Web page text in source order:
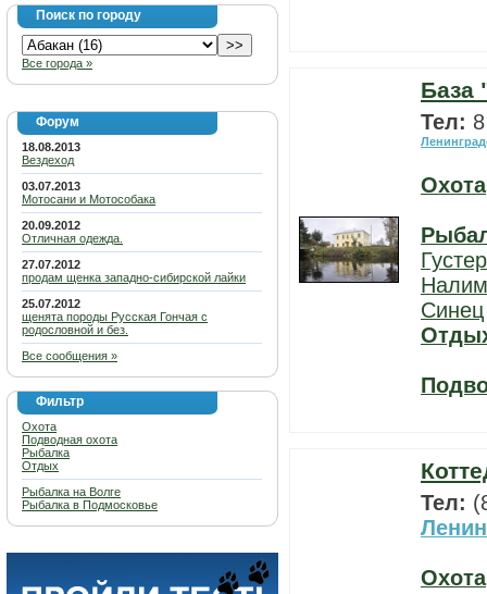
Поиск по городу
Все города »
Форум
18.08.2013
Вездеход
03.07.2013
Мотосани и Мотособака
20.09.2012
Отличная одежда.
27.07.2012
продам щенка западно-сибирской лайки
25.07.2012
щенята породы Русская Гончая с
родословной и без.
Все сообщения »
Фильтр
Охота
Подводная охота
Рыбалка
Отдых
Рыбалка на Волге
Рыбалка в Подмосковье
База
Тел:
Охота
Налим
Синец
Тел:
Охота